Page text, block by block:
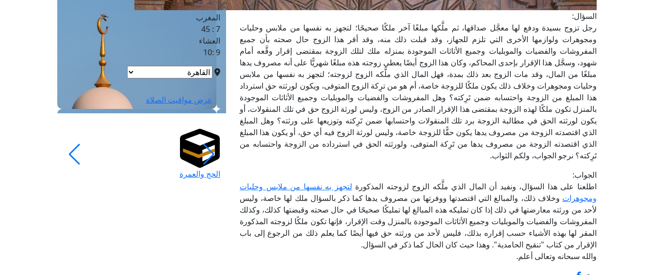
السؤال:
رجل تزوج بسيدة ودفع لها معجَّل صداقها، ثم ملَّكها مبلغًا آخر ملكًا صحيحًا؛ لتجهز به نفسها من ملابس وحليات
ومجوهرات ولوازمها الأخرى التي تلزم للجهاز، وقد قبلت ذلك منه، وقد أقر هذا الزوج حال صحته بأن جميع
المفروشات والفضيات والموبليات وجميع الأثاثات الموجودة بمنزله ملك لتلك الزوجة بمقتضى إقرار وقَّعه أمام
شهود، وسجَّل هذا الإقرار بإحدى المحاكم، وكان هذا الزوج أيضًا يعطي زوجته هذه مبلغًا شهريًّا على أنه مصروف يدها
مبلغًا من المال، وقد مات الزوج بعد ذلك بمدة، فهل المال الذي ملَّكه الزوج لزوجته؛ لتجهز به نفسها من ملابس
وحليات ومجوهرات وخلاف ذلك يكون ملكًا للزوجة خاصة، أم هو من ترِكة الزوج المتوفى، ويكون لورثته حق استرداد
هذا المبلغ من الزوجة واحتسابه ضمن تَرِكته؟ وهل المفروشات والفضيات والموبليات وجميع الأثاثات الموجودة
بالمنزل تكون ملكًا لهذه الزوجة بمقتضى هذا الإقرار الصادر من الزوج، وليس لورثة الزوج حق في تلك المنقولات، أو
يكون لورثته الحق في مطالبة الزوجة برد تلك المنقولات واحتسابها ضمن تَرِكته وتوزيعها على ورثته؟ وهل المبلغ
الذي اقتصدته الزوجة من مصروف يدها يكون حقًّا للزوجة خاصة، وليس لورثة الزوج فيه أي حق، أو يكون هذا المبلغ
الذي اقتصدته الزوجة من مصروف يدها من تَرِكة المتوفى، ولورثته الحق في استرداده من الزوجة واحتسابه من
تَرِكته؟ نرجو الجواب، ولكم الثواب.
الجواب:
اطلعنا على هذا السؤال، ونفيد أن المال الذي ملَّكه الزوج لزوجته المذكورة لتجهز به نفسها من ملابس وحليات
ومجوهرات وخلاف ذلك، والمبالغ التي اقتصدتها ووفرتها من مصروف يدها كما ذكر بالسؤال ملك لها خاصة، وليس
لأحد من ورثته معارضتها في ذلك إذا كان تمليكه هذه المبالغ لها تمليكًا صحيحًا في حال صحته وقبضتها كذلك، وكذلك
المفروشات والفضيات والموبليات وجميع الأثاثات الموجودة بالمنزل وقت الإقرار، فإنها تكون ملكًا لزوجته المذكورة
المقر لها بهذه الأشياء حسب إقراره بذلك، فليس لأحد من ورثته حق فيها أيضًا كما يعلم ذلك من الرجوع إلى باب
الإقرار من كتاب "تنقيح الحامدية". وهذا حيث كان الحال كما ذكر في السؤال.
والله سبحانه وتعالى أعلم.
4:38
المغرب
7 : 45
العشاء
9 :10
عرض مواقيت الصلاة
الحج والعمرة